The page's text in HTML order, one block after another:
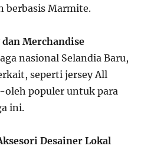
berbasis Marmite.
Merchandise
nasional Selandia Baru,
seperti jersey All
oleh populer untuk para
ini.
Desainer Lokal